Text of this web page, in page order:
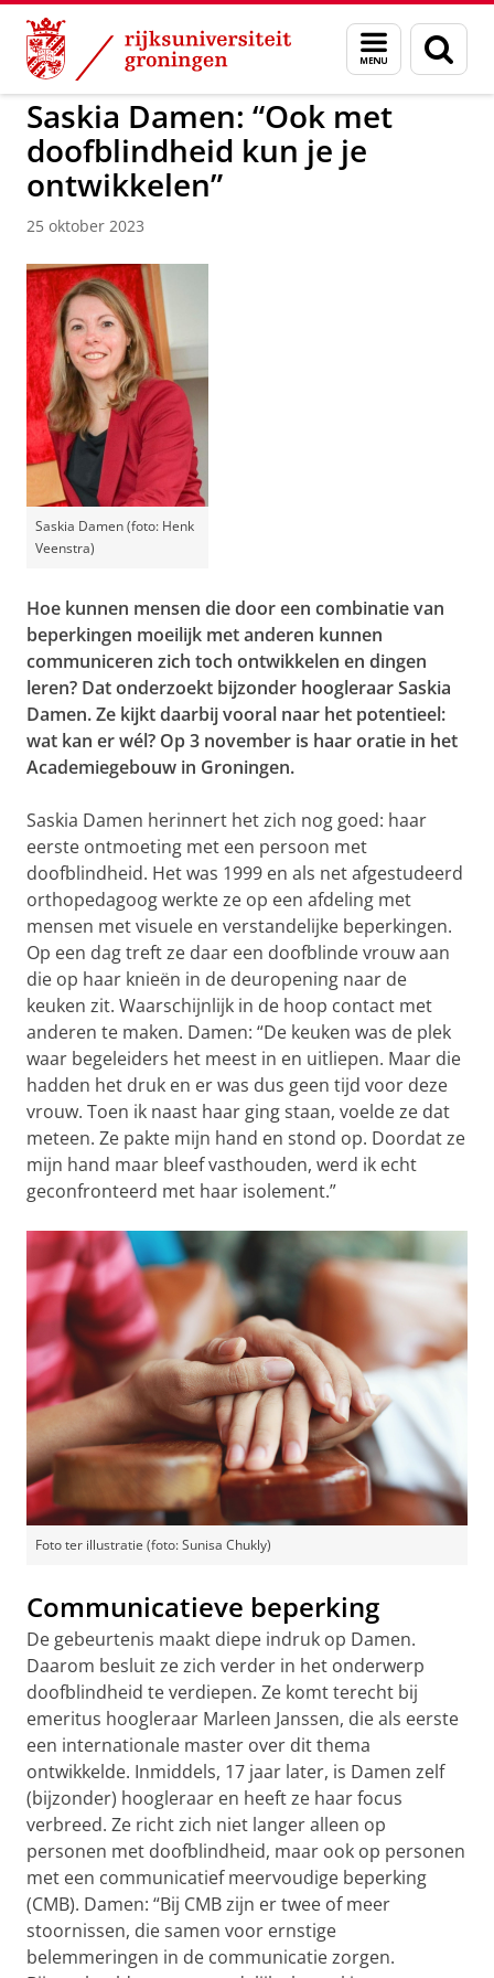
Skip
Content
Skip
Navigation
Menu
en
zoeken
GMW
Saskia Damen: “Ook met
doofblindheid kun je je
ontwikkelen”
25 oktober 2023
Saskia Damen (foto: Henk
Veenstra)
Hoe kunnen mensen die door een combinatie van
beperkingen moeilijk met anderen kunnen
communiceren zich toch ontwikkelen en dingen
leren? Dat onderzoekt bijzonder hoogleraar Saskia
Damen. Ze kijkt daarbij vooral naar het potentieel:
wat kan er wél? Op 3 november is haar oratie in het
Academiegebouw in Groningen.
Saskia Damen herinnert het zich nog goed: haar
eerste ontmoeting met een persoon met
doofblindheid. Het was 1999 en als net afgestudeerd
orthopedagoog werkte ze op een afdeling met
mensen met visuele en verstandelijke beperkingen.
Op een dag treft ze daar een doofblinde vrouw aan
die op haar knieën in de deuropening naar de
keuken zit. Waarschijnlijk in de hoop contact met
anderen te maken. Damen: “De keuken was de plek
waar begeleiders het meest in en uitliepen. Maar die
hadden het druk en er was dus geen tijd voor deze
vrouw. Toen ik naast haar ging staan, voelde ze dat
meteen. Ze pakte mijn hand en stond op. Doordat ze
mijn hand maar bleef vasthouden, werd ik echt
geconfronteerd met haar isolement.”
Foto ter illustratie (foto: Sunisa Chukly)
Communicatieve beperking
De gebeurtenis maakt diepe indruk op Damen.
Daarom besluit ze zich verder in het onderwerp
doofblindheid te verdiepen. Ze komt terecht bij
emeritus hoogleraar Marleen Janssen, die als eerste
een internationale master over dit thema
ontwikkelde. Inmiddels, 17 jaar later, is Damen zelf
(bijzonder) hoogleraar en heeft ze haar focus
verbreed. Ze richt zich niet langer alleen op
personen met doofblindheid, maar ook op personen
met een communicatief meervoudige beperking
(CMB). Damen: “Bij CMB zijn er twee of meer
stoornissen, die samen voor ernstige
belemmeringen in de communicatie zorgen.